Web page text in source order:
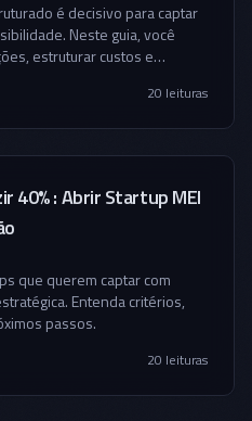
é decisivo para captar
Neste guia, você
estruturar custos e
20 leituras
40% : Abrir Startup MEI
que querem captar com
Entenda critérios,
passos.
20 leituras